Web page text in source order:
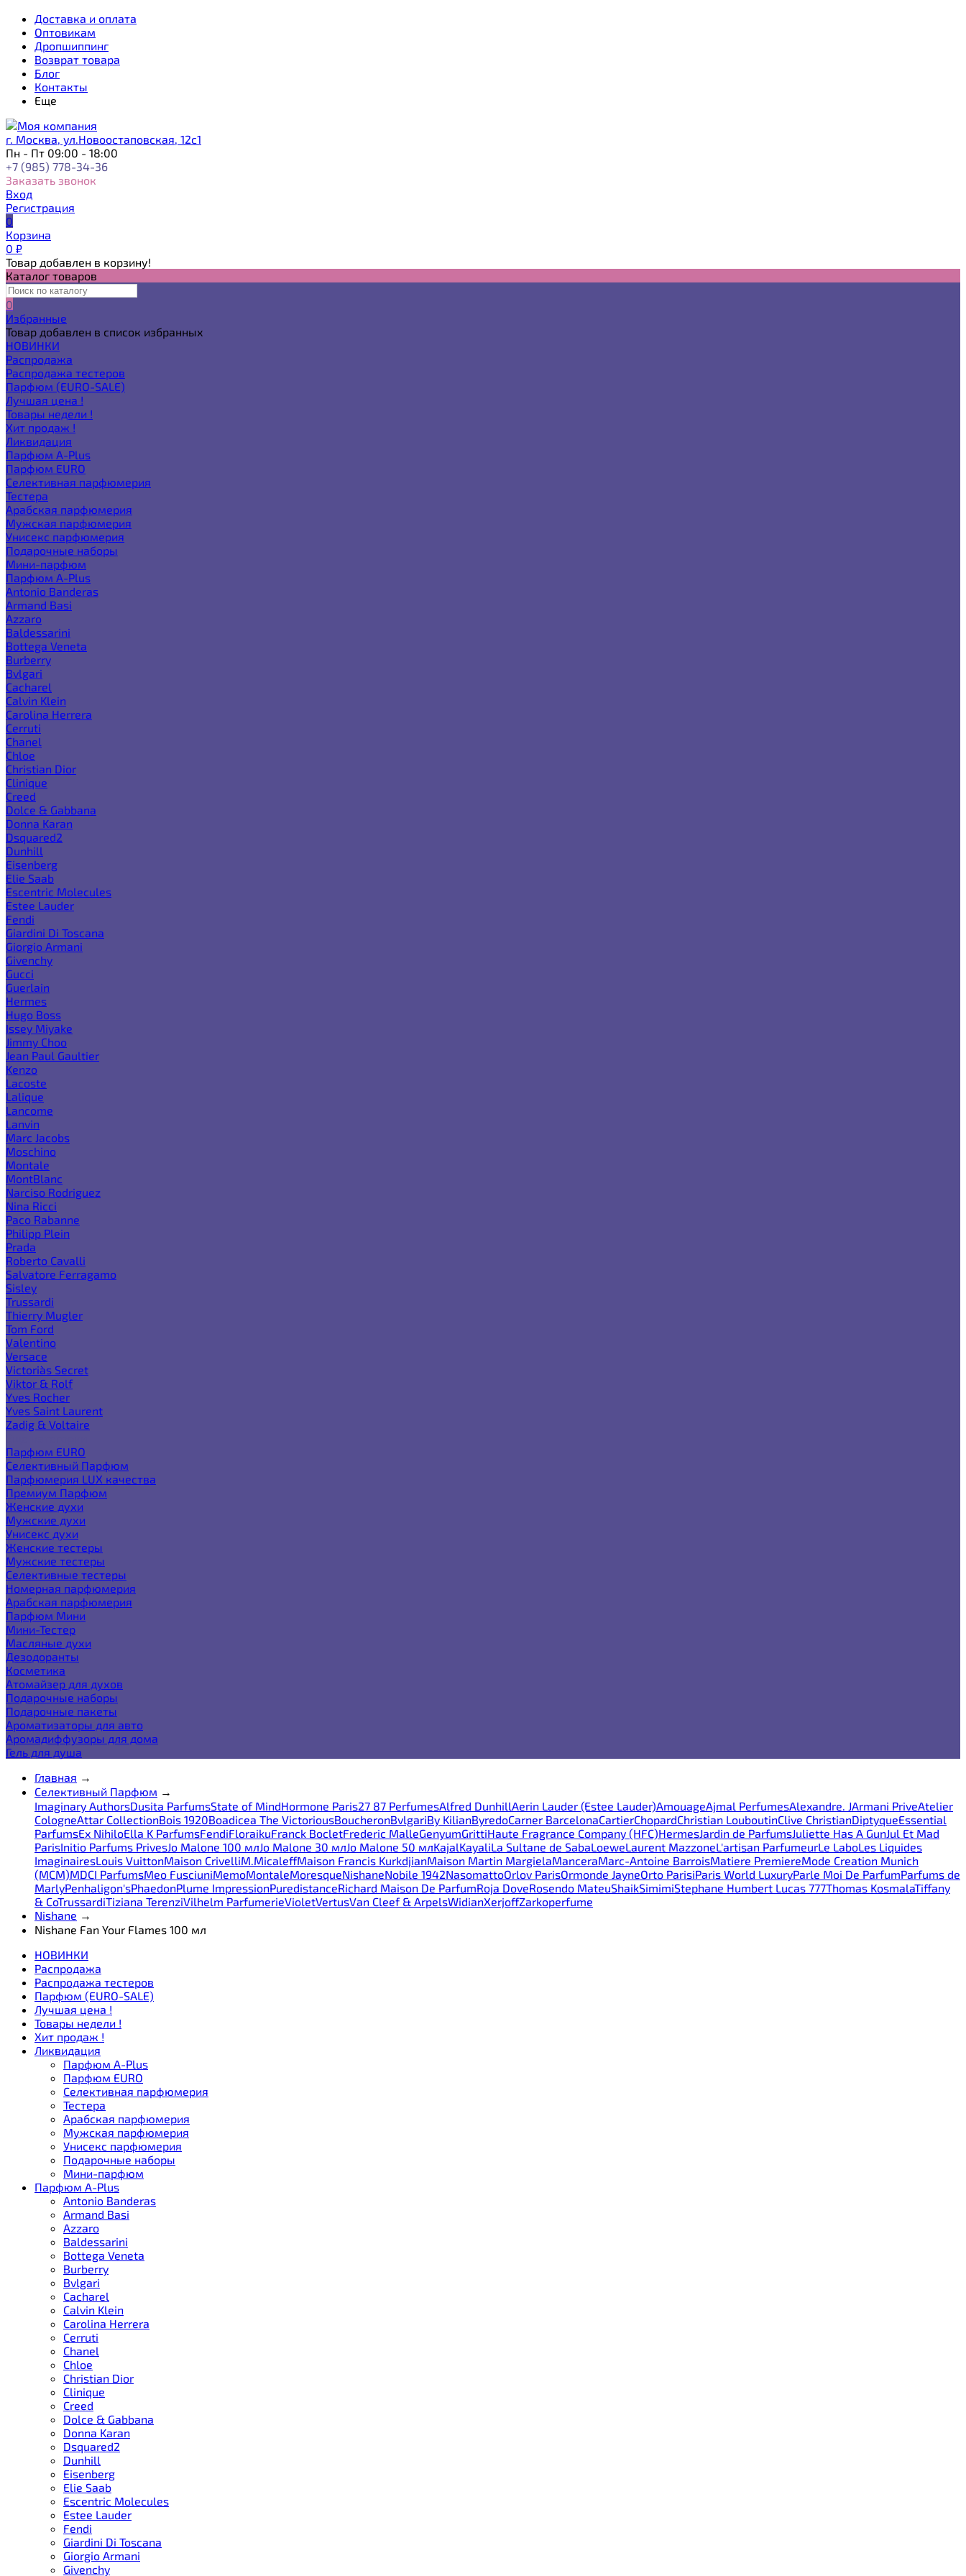
Доставка и оплата
Оптовикам
Дропшиппинг
Возврат товара
Блог
Контакты
Еще
г. Москва, ул.Новоостаповская, 12с1
Пн - Пт 09:00 - 18:00
+7 (985) 778-34-36
Заказать звонок
Вход
Регистрация
0
Корзина
0 ₽
Товар добавлен в корзину!
Каталог товаров
0
Избранные
Товар добавлен в список избранных
НОВИНКИ
Распродажа
Распродажа тестеров
Парфюм (EURO-SALE)
Лучшая цена !
Товары недели !
Хит продаж !
Ликвидация
Парфюм A-Plus
Парфюм EURO
Селективная парфюмерия
Тестера
Арабская парфюмерия
Мужская парфюмерия
Унисекс парфюмерия
Подарочные наборы
Мини-парфюм
Парфюм A-Plus
Antonio Banderas
Armand Basi
Azzaro
Baldessarini
Bottega Veneta
Burberry
Bvlgari
Cacharel
Calvin Klein
Carolina Herrera
Cerruti
Chanel
Chloe
Christian Dior
Clinique
Creed
Dolce & Gabbana
Donna Karan
Dsquared2
Dunhill
Eisenberg
Elie Saab
Escentric Molecules
Estee Lauder
Fendi
Giardini Di Toscana
Giorgio Armani
Givenchy
Gucci
Guerlain
Hermes
Hugo Boss
Issey Miyake
Jimmy Choo
Jean Paul Gaultier
Kenzo
Lacoste
Lalique
Lancome
Lanvin
Marc Jacobs
Moschino
Montale
MontBlanc
Narciso Rodriguez
Nina Ricci
Paco Rabanne
Philipp Plein
Prada
Roberto Cavalli
Salvatore Ferragamo
Sisley
Trussardi
Thierry Mugler
Tom Ford
Valentino
Versace
Victoria`s Secret
Viktor & Rolf
Yves Rocher
Yves Saint Laurent
Zadig & Voltaire
Парфюм EURO
Селективный Парфюм
Парфюмерия LUX качества
Премиум Парфюм
Женские духи
Мужские духи
Унисекс духи
Женские тестеры
Мужские тестеры
Селективные тестеры
Номерная парфюмерия
Арабская парфюмерия
Парфюм Мини
Мини-Тестер
Масляные духи
Дезодоранты
Косметика
Атомайзер для духов
Подарочные наборы
Подарочные пакеты
Ароматизаторы для авто
Аромадиффузоры для дома
Гель для душа
Главная →
Селективный Парфюм →
Imaginary AuthorsDusita ParfumsState of MindHormone Paris27 87 PerfumesAlfred DunhillAerin Lauder (Estee Lauder)AmouageAjmal PerfumesAlexandre. JArmani PriveAtelier
CologneAttar CollectionBois 1920Boadicea The VictoriousBoucheronBvlgariBy KilianByredoCarner BarcelonaCartierChopardChristian LouboutinClive ChristianDiptyqueEssential
ParfumsEx NihiloElla K ParfumsFendiFloraikuFranck BocletFrederic MalleGenyumGrittiHaute Fragrance Company (HFC)HermesJardin de ParfumsJuliette Has A GunJul Et Mad
ParisInitio Parfums PrivesJo Malone 100 млJo Malone 30 млJo Malone 50 млKajalKayaliLa Sultane de SabaLoeweLaurent MazzoneL'artisan ParfumeurLe LaboLes Liquides
ImaginairesLouis VuittonMaison CrivelliM.MicaleffMaison Francis KurkdjianMaison Martin MargielaManceraMarc-Antoine BarroisMatiere PremiereMode Creation Munich
(MCM)MDCI ParfumsMeo FusciuniMemoMontaleMoresqueNishaneNobile 1942NasomattoOrlov ParisOrmonde JayneOrto ParisiParis World LuxuryParle Moi De ParfumParfums de
MarlyPenhaligon'sPhaedonPlume ImpressionPuredistanceRichard Maison De ParfumRoja DoveRosendo MateuShaikSimimiStephane Humbert Lucas 777Thomas KosmalaTiffany
& CoTrussardiTiziana TerenziVilhelm ParfumerieVioletVertusVan Cleef & ArpelsWidianXerjoffZarkoperfume
Nishane →
Nishane Fan Your Flames 100 мл
НОВИНКИ
Распродажа
Распродажа тестеров
Парфюм (EURO-SALE)
Лучшая цена !
Товары недели !
Хит продаж !
Ликвидация
Парфюм A-Plus
Парфюм EURO
Селективная парфюмерия
Тестера
Арабская парфюмерия
Мужская парфюмерия
Унисекс парфюмерия
Подарочные наборы
Мини-парфюм
Парфюм A-Plus
Antonio Banderas
Armand Basi
Azzaro
Baldessarini
Bottega Veneta
Burberry
Bvlgari
Cacharel
Calvin Klein
Carolina Herrera
Cerruti
Chanel
Chloe
Christian Dior
Clinique
Creed
Dolce & Gabbana
Donna Karan
Dsquared2
Dunhill
Eisenberg
Elie Saab
Escentric Molecules
Estee Lauder
Fendi
Giardini Di Toscana
Giorgio Armani
Givenchy